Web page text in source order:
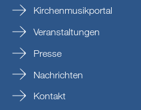
Kirchenmusikportal
Veranstaltungen
Presse
Nachrichten
Kontakt